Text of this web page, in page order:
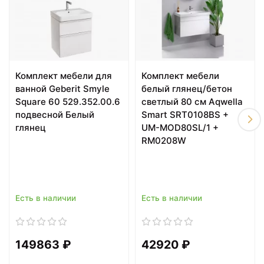
Сиденье для унитаза с
микролифтом,верхнее
крепление Geberit
Renova 573085000
Подвесное биде Geberit
Renova 233040000
12254 ₽ 12679 ₽
В комплекте поставки: тумба с раковиной (501.916.01.1),
зеркало (500.588.00.1).
Комплект мебели для
ванной Geberit Smyle
Square 60 529.352.00.6
подвесной Белый
глянец
Есть в наличии
149863 ₽
Комплект мебели
белый глянец/бетон
светлый 80 см Aqwella
Smart SRT0108BS +
UM-MOD80SL/1 +
RM0208W
Есть в наличии
42920 ₽